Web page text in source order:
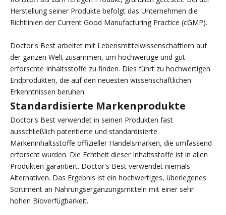
Herstellung seiner Produkte befolgt das Unternehmen die
Richtlinien der Current Good Manufacturing Practice (cGMP).
Doctor's Best arbeitet mit Lebensmittelwissenschaftlern auf
der ganzen Welt zusammen, um hochwertige und gut
erforschte Inhaltsstoffe zu finden. Dies führt zu hochwertigen
Endprodukten, die auf den neuesten wissenschaftlichen
Erkenntnissen beruhen.
Standardisierte Markenprodukte
Doctor's Best verwendet in seinen Produkten fast
ausschließlich patentierte und standardisierte
Markeninhaltsstoffe offizieller Handelsmarken, die umfassend
erforscht wurden. Die Echtheit dieser Inhaltsstoffe ist in allen
Produkten garantiert. Doctor's Best verwendet niemals
Alternativen. Das Ergebnis ist ein hochwertiges, überlegenes
Sortiment an Nahrungsergänzungsmitteln mit einer sehr
hohen Bioverfügbarkeit.